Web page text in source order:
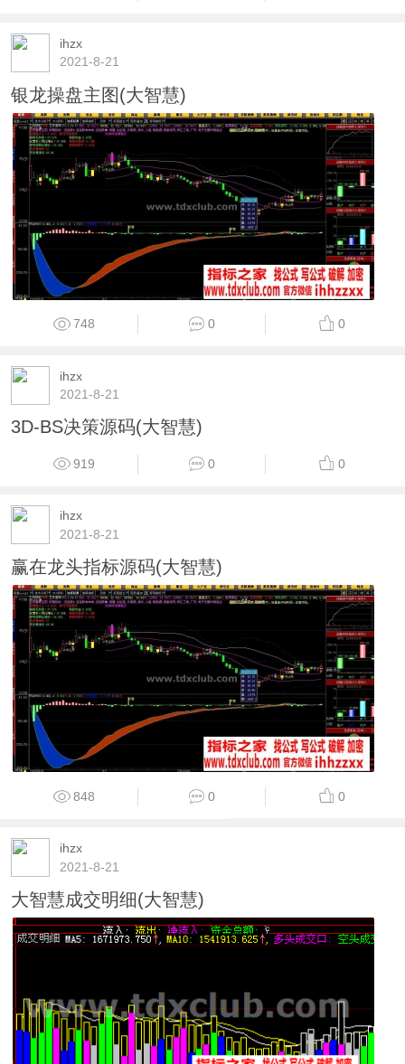
ihzx
2021-8-21
银龙操盘主图(大智慧)
748 0 0
ihzx
2021-8-21
3D-BS决策源码(大智慧)
919 0 0
ihzx
2021-8-21
赢在龙头指标源码(大智慧)
848 0 0
ihzx
2021-8-21
大智慧成交明细(大智慧)